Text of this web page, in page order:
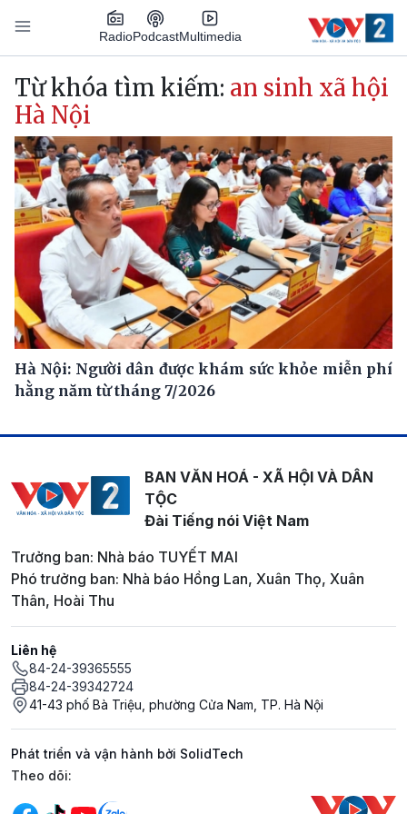
Nhảy đến nội dung
RadioPodcastMultimedia
Main navigation
Từ khóa tìm kiếm: an sinh xã hội
Hà Nội
Hà Nội: Người dân được khám sức khỏe miễn phí
hằng năm từ tháng 7/2026
BAN VĂN HOÁ - XÃ HỘI VÀ DÂN
TỘC
Đài Tiếng nói Việt Nam
Trưởng ban: Nhà báo TUYẾT MAI
Phó trưởng ban: Nhà báo Hồng Lan, Xuân Thọ, Xuân
Thân, Hoài Thu
Liên hệ
84-24-39365555
84-24-39342724
41-43 phố Bà Triệu, phường Cửa Nam, TP. Hà Nội
Phát triển và vận hành bởi SolidTech
Mạng xã hội
Theo dõi: